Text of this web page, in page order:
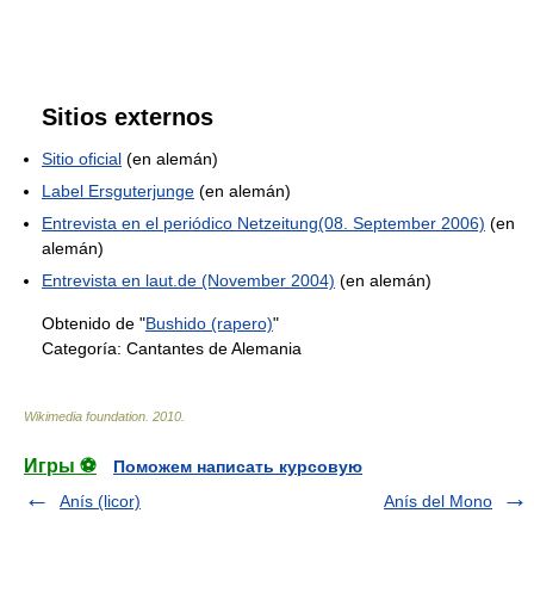
Sitios externos
Sitio oficial (en alemán)
Label Ersguterjunge (en alemán)
Entrevista en el periódico Netzeitung(08. September 2006) (en
alemán)
Entrevista en laut.de (November 2004) (en alemán)
Obtenido de "Bushido (rapero)"
Categoría: Cantantes de Alemania
Wikimedia foundation 2010
Игры ⚽
Поможем написать курсовую
Anís (licor)
Anís del Mono